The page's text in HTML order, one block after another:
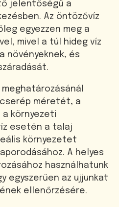
jelentőségű a
Az öntözővíz
egyezzen meg a
mivel a túl hideg víz
növényeknek, és
méretét, a
a környezeti
esetén a talaj
környezetet
A helyes
használhatunk
egyszerűen az ujjunkat
ellenőrzésére.